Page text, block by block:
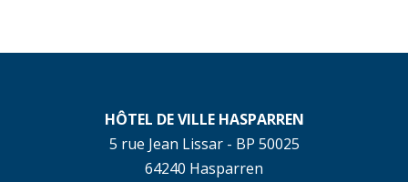
HÔTEL DE VILLE HASPARREN
5 rue Jean Lissar - BP 50025
64240 Hasparren